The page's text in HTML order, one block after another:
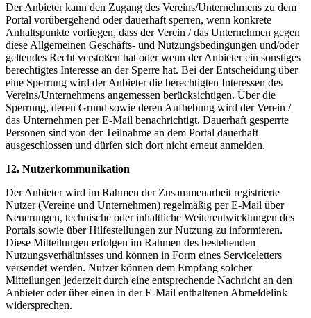
Der Anbieter kann den Zugang des Vereins/Unternehmens zu dem
Portal vorübergehend oder dauerhaft sperren, wenn konkrete
Anhaltspunkte vorliegen, dass der Verein / das Unternehmen gegen
diese Allgemeinen Geschäfts- und Nutzungsbedingungen und/oder
geltendes Recht verstoßen hat oder wenn der Anbieter ein sonstiges
berechtigtes Interesse an der Sperre hat. Bei der Entscheidung über
eine Sperrung wird der Anbieter die berechtigten Interessen des
Vereins/Unternehmens angemessen berücksichtigen. Über die
Sperrung, deren Grund sowie deren Aufhebung wird der Verein /
das Unternehmen per E-Mail benachrichtigt. Dauerhaft gesperrte
Personen sind von der Teilnahme an dem Portal dauerhaft
ausgeschlossen und dürfen sich dort nicht erneut anmelden.
12. Nutzerkommunikation
Der Anbieter wird im Rahmen der Zusammenarbeit registrierte
Nutzer (Vereine und Unternehmen) regelmäßig per E-Mail über
Neuerungen, technische oder inhaltliche Weiterentwicklungen des
Portals sowie über Hilfestellungen zur Nutzung zu informieren.
Diese Mitteilungen erfolgen im Rahmen des bestehenden
Nutzungsverhältnisses und können in Form eines Serviceletters
versendet werden. Nutzer können dem Empfang solcher
Mitteilungen jederzeit durch eine entsprechende Nachricht an den
Anbieter oder über einen in der E-Mail enthaltenen Abmeldelink
widersprechen.